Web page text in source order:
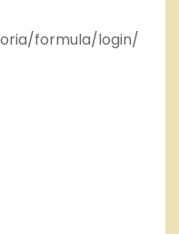
formula/login/